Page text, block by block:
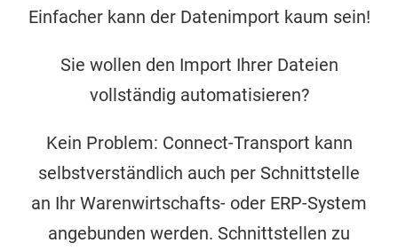
Einfacher kann der Datenimport kaum sein!
Sie wollen den Import Ihrer Dateien
vollständig automatisieren?
Kein Problem: Connect-Transport kann
selbstverständlich auch per Schnittstelle
an Ihr Warenwirtschafts- oder ERP-System
angebunden werden. Schnittstellen zu